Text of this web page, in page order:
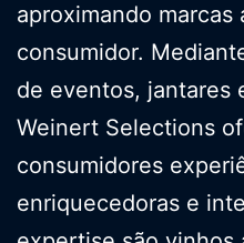
aproximando marcas
consumidor.
de eventos, jantares
Weinert Selections
consumidores
enriquecedoras e